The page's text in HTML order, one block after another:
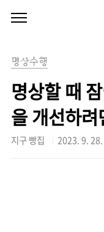
명상수행
명상할 때
을 개선하려
지구 빵집 2023. 9.